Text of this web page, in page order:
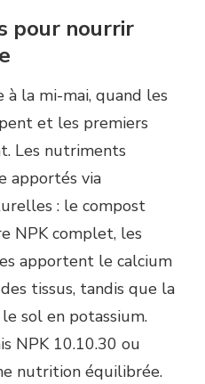
pour nourrir
la mi-mai, quand les
et les premiers
Les nutriments
apportés via
: le compost
NPK complet, les
apportent le calcium
tissus, tandis que la
sol en potassium.
NPK 10.10.30 ou
nutrition équilibrée.